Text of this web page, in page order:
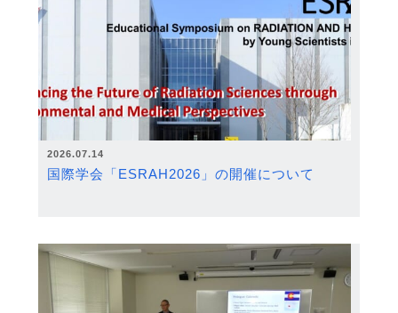
2026.07.14
国際学会「ESRAH2026」の開催について